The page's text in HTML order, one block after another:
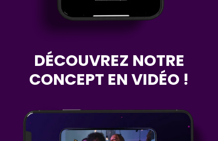
DÉCOUVREZ NOTRE
CONCEPT EN VIDÉO !